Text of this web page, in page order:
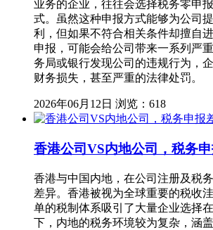
业务的企业，往往会选择税务零申
式。虽然这种申报方式能够为公司
利，但如果不符合相关条件却擅自
申报，可能会给公司带来一系列严
务局或银行发现公司的违规行为，
财务损失，甚至严重的法律处罚。
2026年06月12日 浏览：618
香港公司VS内地公司，税务
香港与中国内地，在公司注册及税
差异。香港被视为全球重要的税收
单的税制体系吸引了大量企业选择
下，内地的税务环境较为复杂，涵